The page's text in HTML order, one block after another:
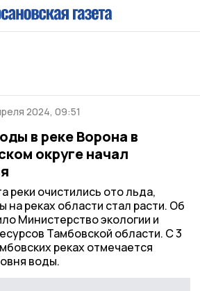
2024, 09:51
в реке Ворона в
округе начал
реки очистились ото льда,
на реках области стал расти. Об
Министерство экологии и
Тамбовской области. С 3
реках отмечается
воды.